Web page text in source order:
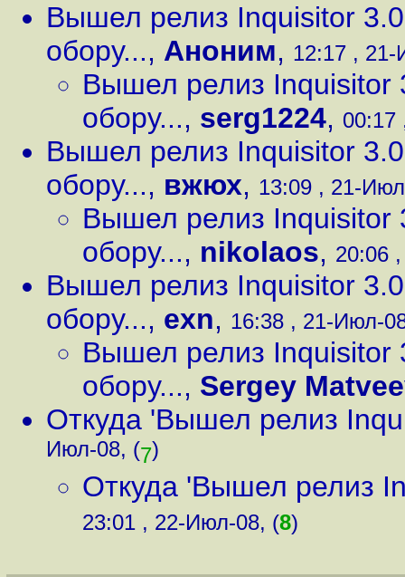
Вышел релиз Inquisitor
обору..., Аноним, 12:17 ,
Вышел релиз Inquisitor
обору..., serg1224, 00:17
Вышел релиз Inquisitor
обору..., вжюх, 13:09 , 21-
Вышел релиз Inquisitor
обору..., nikolaos, 20:06
Вышел релиз Inquisitor
обору..., exn, 16:38 , 21-Июл-
Вышел релиз Inquisitor
обору..., Sergey
Откуда 'Вышел релиз
Июл-08, (7)
Откуда 'Вышел релиз
23:01 , 22-Июл-08, (8)